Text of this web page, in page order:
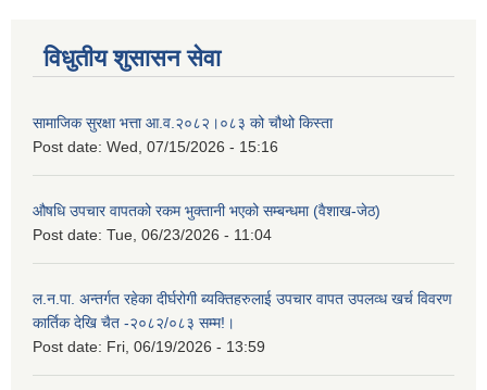
विधुतीय शुसासन सेवा
सामाजिक सुरक्षा भत्ता आ.व.२०८२।०८३ को चौथो किस्ता
Post date: Wed, 07/15/2026 - 15:16
औषधि उपचार वापतको रकम भुक्तानी भएको सम्बन्धमा (वैशाख-जेठ)
Post date: Tue, 06/23/2026 - 11:04
ल.न.पा. अन्तर्गत रहेका दीर्घरोगी ब्यक्तिहरुलाई उपचार वापत उपलव्ध खर्च विवरण
कार्तिक देखि चैत -२०८२/०८३ सम्म!।
Post date: Fri, 06/19/2026 - 13:59